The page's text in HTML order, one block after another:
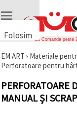
Folosim
uri
🍪 Folosim
și
tehnologii
similare
Comanda peste
EM ART › Materiale
Perforatoare pentru
PERFORATOARE
MANUAL ȘI